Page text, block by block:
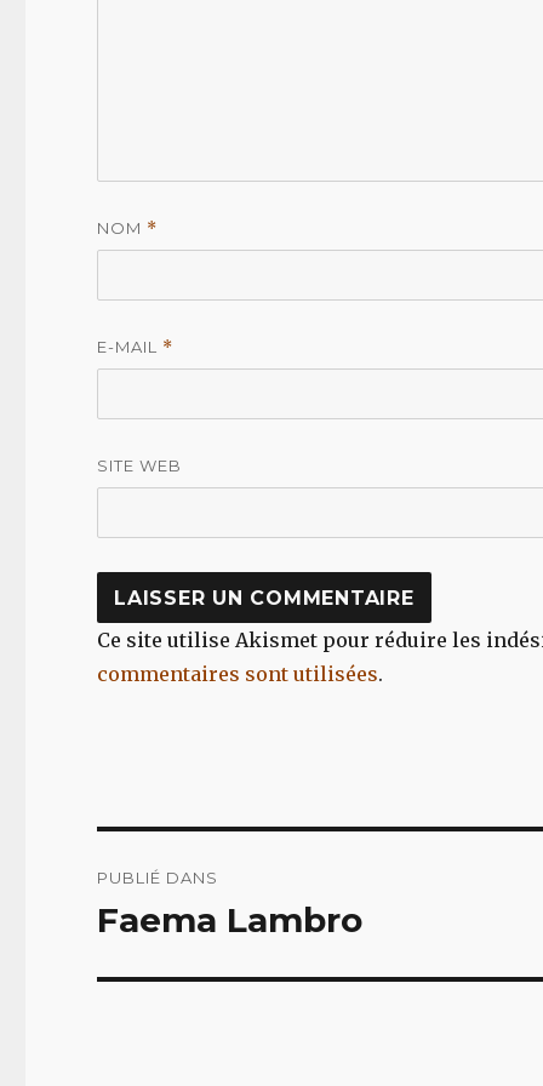
NOM *
E-MAIL *
SITE WEB
Ce site utilise Akismet pour réduire les
commentaires sont utilisées.
de
PUBLIÉ DANS
Faema Lambro